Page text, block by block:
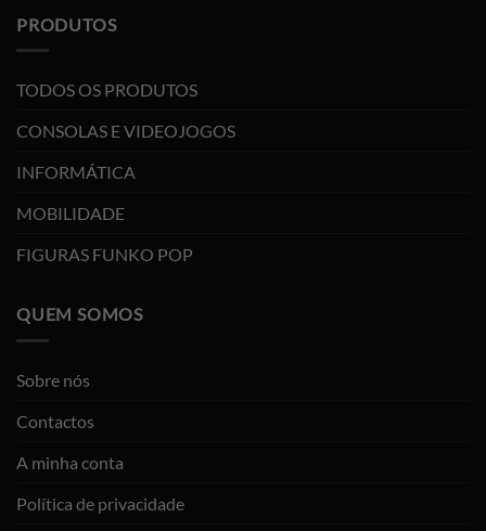
PRODUTOS
TODOS OS PRODUTOS
CONSOLAS E VIDEOJOGOS
INFORMÁTICA
MOBILIDADE
FIGURAS FUNKO POP
QUEM SOMOS
Sobre nós
Contactos
A minha conta
Política de privacidade